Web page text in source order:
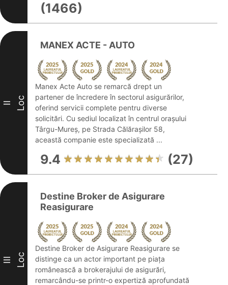
(1466)
II Loc
MANEX ACTE - AUTO
Manex Acte Auto se remarcă drept un
partener de încredere în sectorul asigurărilor,
oferind servicii complete pentru diverse
solicitări. Cu sediul localizat în centrul orașului
Târgu-Mureș, pe Strada Călărașilor 58,
această companie este specializată ...
9.4 (27)
III Loc
Destine Broker de Asigurare
Reasigurare
Destine Broker de Asigurare Reasigurare se
distinge ca un actor important pe piața
românească a brokerajului de asigurări,
remarcându-se printr-o expertiză aprofundată